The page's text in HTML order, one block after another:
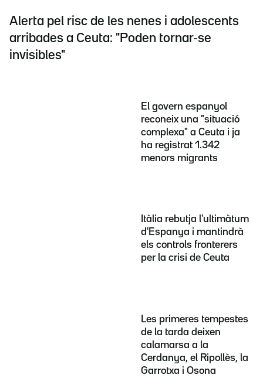
Alerta pel risc de les nenes i adolescents
arribades a Ceuta: "Poden tornar-se
invisibles"
El govern espanyol
reconeix una "situació
complexa" a Ceuta i ja
ha registrat 1.342
menors migrants
Itàlia rebutja l'ultimàtum
d'Espanya i mantindrà
els controls fronterers
per la crisi de Ceuta
Les primeres tempestes
de la tarda deixen
calamarsa a la
Cerdanya, el Ripollès, la
Garrotxa i Osona